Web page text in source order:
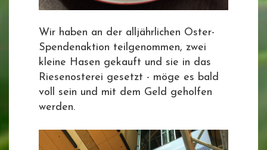
Wir haben an der alljährlichen Oster-
Spendenaktion teilgenommen, zwei
kleine Hasen gekauft und sie in das
Riesenosterei gesetzt - möge es bald
voll sein und mit dem Geld geholfen
werden.